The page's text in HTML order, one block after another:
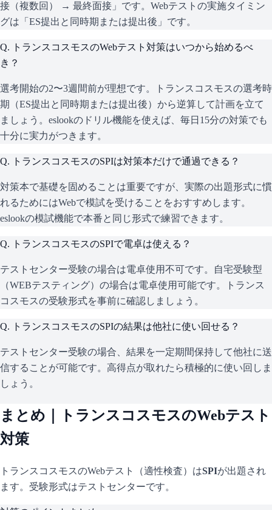
接（複数回） → 最終面接」です。Webテストの実施タイミン
グは「ES提出と同時期または提出後」です。
Q.
トランスコスモスのWebテスト対策はいつから始めるべ
き？
選考開始の2〜3週間前が理想です。トランスコスモスの選考時
期（ES提出と同時期または提出後）から逆算して計画を立て
ましょう。eslookのドリル機能を使えば、毎日15分の対策でも
十分に実力がつきます。
Q. トランスコスモスのSPIは対策本だけで通過できる？
対策本で基礎を固めることは重要ですが、実際の出題形式に慣
れるためにはWebで模試を受けることをおすすめします。
eslookの模試機能で本番と同じ形式で練習できます。
Q. トランスコスモスのSPIで電卓は使える？
テストセンター受験の場合は電卓使用不可です。自宅受験型
（WEBテスティング）の場合は電卓使用可能です。トランス
コスモスの受験形式を事前に確認しましょう。
Q. トランスコスモスのSPIの結果は他社に使い回せる？
テストセンター受験の場合、結果を一定期間保持して他社に送
信することが可能です。高得点が取れたら積極的に使い回しま
しょう。
まとめ｜ トランスコスモスのWebテスト
対策
トランスコスモスのWebテスト（適性検査）はSPIが出題され
ます。 受験形式はテストセンターです。